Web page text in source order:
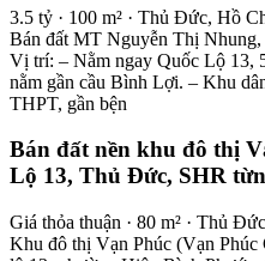
3.5 tỷ · 100 m² · Thủ Đức, Hồ
Bán đất MT Nguyễn Thị
Vị trí: – Nằm ngay Quốc Lộ 13,
nằm gần cầu Bình Lợi. – Khu
THPT, gần bện
Bán đất nền khu đô thị
Lộ 13, Thủ Đức, SHR
Giá thỏa thuận · 80 m² · Thủ
Khu đô thị Vạn Phúc (Vạn